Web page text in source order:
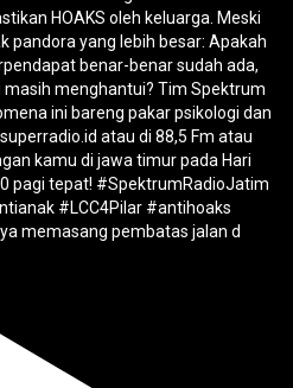
memasang pembatas jalan d